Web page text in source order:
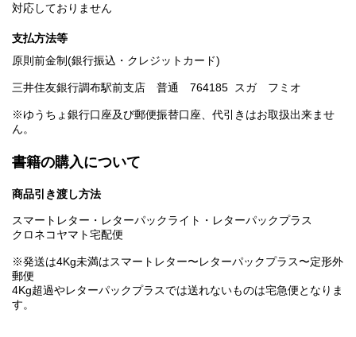
対応しておりません
支払方法等
原則前金制(銀行振込・クレジットカード)
三井住友銀行調布駅前支店 普通 764185 スガ フミオ
※ゆうちょ銀行口座及び郵便振替口座、代引きはお取扱出来ませ
ん。
書籍の購入について
商品引き渡し方法
スマートレター・レターパックライト・レターパックプラス
クロネコヤマト宅配便
※発送は4Kg未満はスマートレター〜レターパックプラス〜定形外
郵便
4Kg超過やレターパックプラスでは送れないものは宅急便となりま
す。